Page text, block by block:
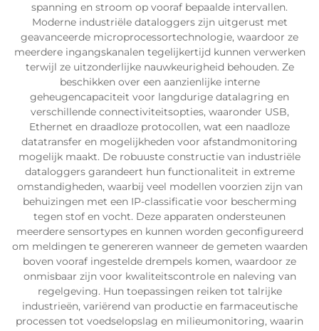
spanning en stroom op vooraf bepaalde intervallen.
Moderne industriële dataloggers zijn uitgerust met
geavanceerde microprocessortechnologie, waardoor ze
meerdere ingangskanalen tegelijkertijd kunnen verwerken
terwijl ze uitzonderlijke nauwkeurigheid behouden. Ze
beschikken over een aanzienlijke interne
geheugencapaciteit voor langdurige datalagring en
verschillende connectiviteitsopties, waaronder USB,
Ethernet en draadloze protocollen, wat een naadloze
datatransfer en mogelijkheden voor afstandmonitoring
mogelijk maakt. De robuuste constructie van industriële
dataloggers garandeert hun functionaliteit in extreme
omstandigheden, waarbij veel modellen voorzien zijn van
behuizingen met een IP-classificatie voor bescherming
tegen stof en vocht. Deze apparaten ondersteunen
meerdere sensortypes en kunnen worden geconfigureerd
om meldingen te genereren wanneer de gemeten waarden
boven vooraf ingestelde drempels komen, waardoor ze
onmisbaar zijn voor kwaliteitscontrole en naleving van
regelgeving. Hun toepassingen reiken tot talrijke
industrieën, variërend van productie en farmaceutische
processen tot voedselopslag en milieumonitoring, waarin